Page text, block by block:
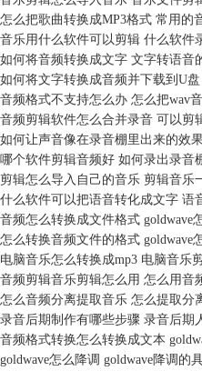
怎么把歌曲转换成MP3格式 常用的
音乐用什么软件可以剪辑 什么软件
如何将音频转换成文字 文字转语音
如何将文字转换成音频并下载到U
音频格式不支持怎么办 怎么把wav
音频剪辑软件怎么合并录音 可以剪
如何让声音像在录音棚里出来的效
哪个软件剪辑音频好 如何录出录音
剪辑怎么导入自己的音乐 剪辑音乐
什么软件可以把语音转化成文字 语
音频怎么转换成文件格式 goldwave
怎么转换音频文件的格式 goldwave
电脑音乐怎么转换成mp3 电脑音乐
音频剪辑音乐剪辑怎么用 怎么用音
怎么音频分离提取音乐 怎么提取分
录音后期制作有哪些步骤 录音后期
音频格式转换怎么转换成文本
goldwave怎么降调 goldwave降调的